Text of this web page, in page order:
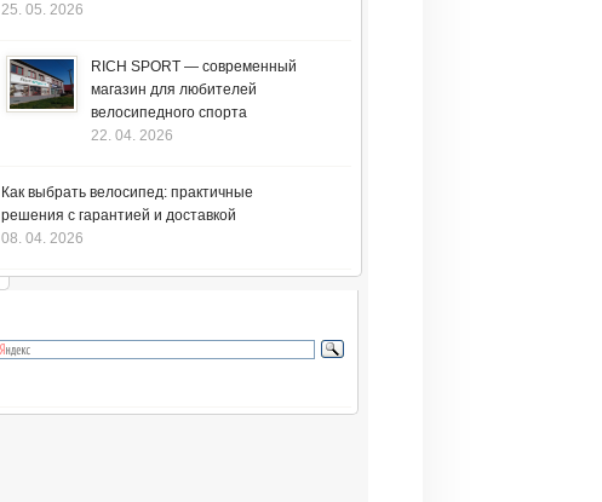
25. 05. 2026
RICH SPORT — современный
магазин для любителей
велосипедного спорта
22. 04. 2026
Как выбрать велосипед: практичные
решения с гарантией и доставкой
08. 04. 2026